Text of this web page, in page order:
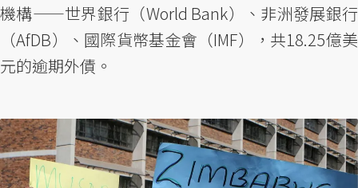
機構——世界銀行（World Bank）、非洲發展銀行
（AfDB）、國際貨幣基金會（IMF），共18.25億美
元的逾期外債。